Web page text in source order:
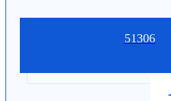
51306